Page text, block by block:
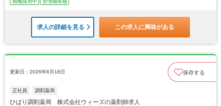
求人の詳細を見る この求人に興味がある
更新日：2026年6月18日 保存する
正社員 調剤薬局
ひばり調剤薬局 株式会社ウィーズの薬剤師求人